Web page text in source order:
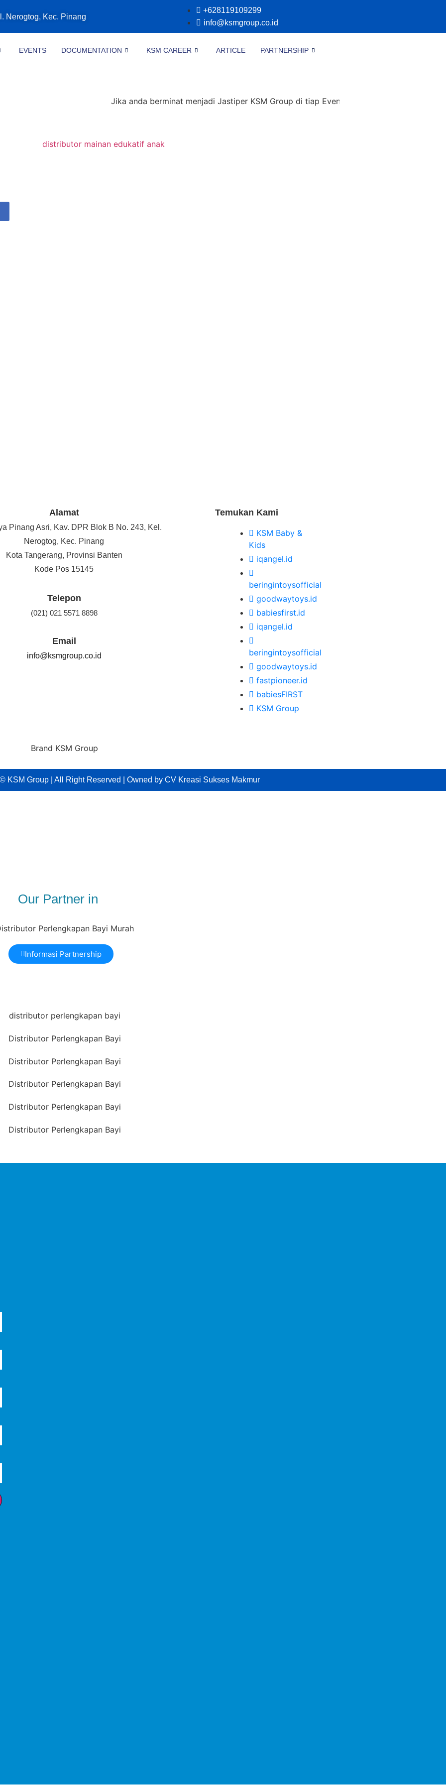
Nerogtog, Kec. Pinang
+628119109299
info@ksmgroup.co.id
EVENTS DOCUMENTATION KSM CAREER ARTICLE PARTNERSHIP
Jika anda berminat menjadi Jastiper KSM Group di tiap Event nya, silahkan chat tim kami
Alamat
Pinang Asri, Kav. DPR Blok B No. 243, Kel.
Nerogtog, Kec. Pinang
Kota Tangerang, Provinsi Banten
Kode Pos 15145
Telepon
(021) 021 5571 8898
Email
info@ksmgroup.co.id
Temukan Kami
KSM Baby &
Kids
iqangel.id
beringintoysofficial
goodwaytoys.id
babiesfirst.id
iqangel.id
beringintoysofficial
goodwaytoys.id
fastpioneer.id
babiesFIRST
KSM Group
KSM Group | All Right Reserved | Owned by CV Kreasi Sukses Makmur
Our Partner in
Informasi Partnership